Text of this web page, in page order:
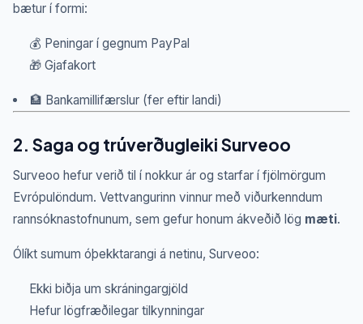
bætur í formi:
💰 Peningar í gegnum PayPal
🎁 Gjafakort
🏦 Bankamillifærslur (fer eftir landi)
2. Saga og trúverðugleiki Surveoo
Surveoo hefur verið til í nokkur ár og starfar í fjölmörgum
Evrópulöndum. Vettvangurinn vinnur með viðurkenndum
rannsóknastofnunum, sem gefur honum ákveðið lög mæti.
Ólíkt sumum óþekktarangi á netinu, Surveoo:
Ekki biðja um skráningargjöld
Hefur lögfræðilegar tilkynningar